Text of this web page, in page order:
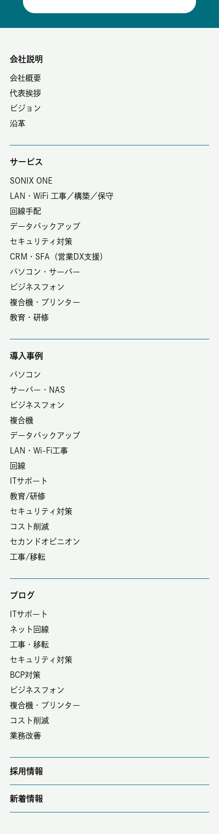
会社説明
会社概要
代表挨拶
ビジョン
沿革
サービス
SONIX ONE
LAN・WiFi 工事／構築／保守
回線手配
データバックアップ
セキュリティ対策
CRM・SFA（営業DX支援）
パソコン・サーバー
ビジネスフォン
複合機・プリンター
教育・研修
導入事例
パソコン
サーバー・NAS
ビジネスフォン
複合機
データバックアップ
LAN・Wi-Fi工事
回線
ITサポート
教育/研修
セキュリティ対策
コスト削減
セカンドオピニオン
工事/移転
ブログ
ITサポート
ネット回線
工事・移転
セキュリティ対策
BCP対策
ビジネスフォン
複合機・プリンター
コスト削減
業務改善
採用情報
新着情報